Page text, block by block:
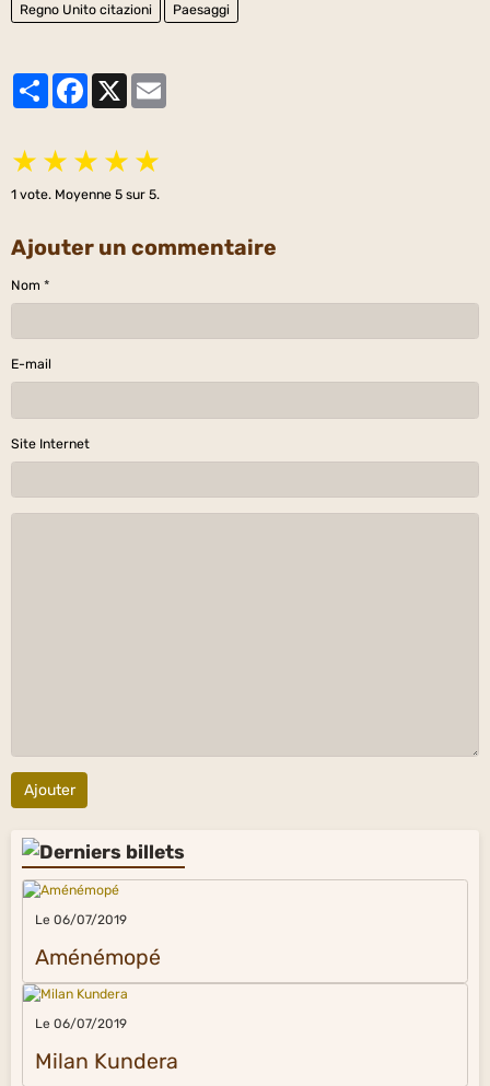
Regno Unito citazioni
Paesaggi
PartagerFacebook
★ ★ ★ ★ ★
1 vote. Moyenne 5 sur 5.
Ajouter un commentaire
Nom
E-mail
Site Internet
Ajouter
Le 06/07/2019
Aménémopé
Le 06/07/2019
Milan Kundera